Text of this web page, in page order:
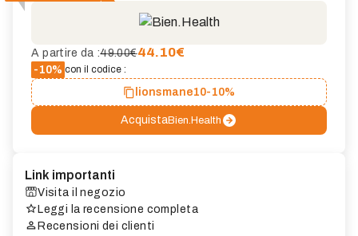
A partire da :49.00€44.10€
-10% con il codice :
lionsmane10-10%
AcquistaBien.Health
Link importanti
Visita il negozio
Leggi la recensione completa
Recensioni dei clienti